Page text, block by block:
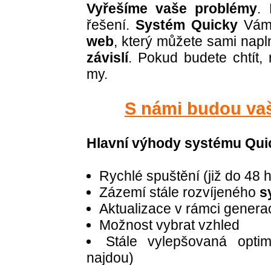
Vyřešíme vaše problémy.
řešení. Systém Quicky
web, který můžete sami
závislí. Pokud budete chtít,
my.
S námi budou
Hlavní výhody systému
Rychlé spuštění (již do 48
Zázemí stále rozvíjeného
Aktualizace v rámci
Možnost vybrat vzhled
Stále vylepšovaná
najdou)